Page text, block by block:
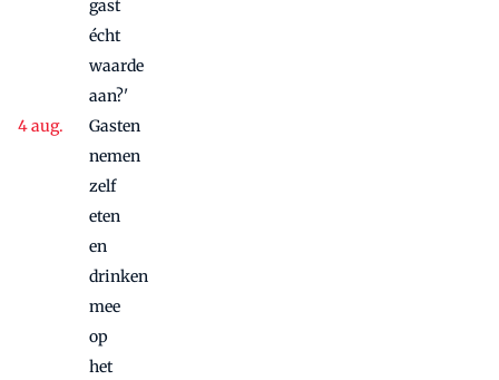
gast
écht
waarde
aan?'
Gasten
nemen
zelf
eten
en
drinken
mee
op
het